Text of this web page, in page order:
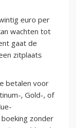
euro per
wachten tot
gaat de
zitplaats
betalen voor
, Gold-, of
zonder